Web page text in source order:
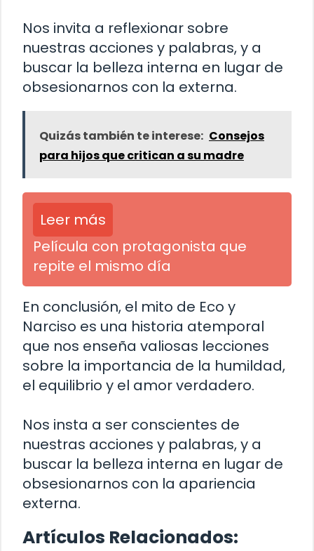
Nos invita a reflexionar sobre
nuestras acciones y palabras, y a
buscar la belleza interna en lugar de
obsesionarnos con la externa.
Quizás también te interese: Consejos
para hijos que critican a su madre
Leer más
Película con protagonista que
repite el mismo día
En conclusión, el mito de Eco y
Narciso es una historia atemporal
que nos enseña valiosas lecciones
sobre la importancia de la humildad,
el equilibrio y el amor verdadero.
Nos insta a ser conscientes de
nuestras acciones y palabras, y a
buscar la belleza interna en lugar de
obsesionarnos con la apariencia
externa.
Artículos Relacionados: